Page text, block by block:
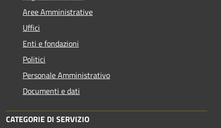
Aree Amministrative
Uffici
Enti e fondazioni
Politici
Personale Amministrativo
Documenti e dati
CATEGORIE DI SERVIZIO